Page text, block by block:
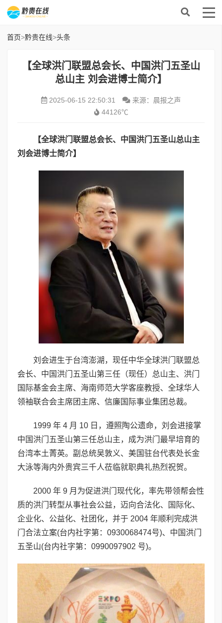
首页>黔贵在线>头条
【全球洪门联盟总会长、中国洪门五圣山
总山主 刘会进博士简介】
2025-06-15 22:50:31
来源：晨报之声
44126℃
【全球洪门联盟总会长、中国洪门五圣山总山主
刘会进博士简介】
刘会进生于台湾澎湖，现任中华全球洪门联盟总
会长、中国洪门五圣山第三任（现任）总山主、洪门
国际基金会主席、海南师范大学客座教授、全球华人
领袖联合会主席团主席、信廉国际事业集团总裁。
1999 年 4 月 10 日，遵照陶公遗命，刘会进接掌
中国洪门五圣山第三任总山主，成为洪门最早培育的
台湾本土菁英。副总统吴敦义、美国驻台代表处长金
大泳等海内外贵宾三千人莅临就职典礼热烈祝贺。
2000 年 9 月为促进洪门现代化，率先带领帮会性
质的洪门转型从事社会公益，迈向合法化、国际化、
企业化、公益化、社团化，并于 2004 年顺利完成洪
门合法立案(台内社字第：0930068474号)、中国洪门
五圣山(台内社字第：0990097902 号)。